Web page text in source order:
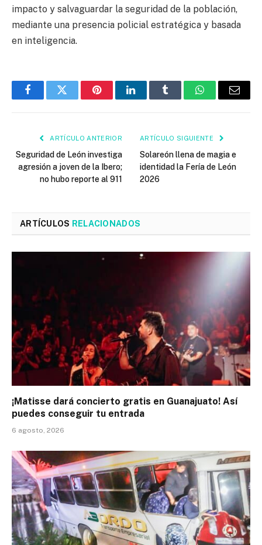
impacto y salvaguardar la seguridad de la población,
mediante una presencia policial estratégica y basada
en inteligencia.
FacebookTwitter PinterestLinkedInTumblr WhatsAppEmail
ARTÍCULO ANTERIOR
Seguridad de León investiga
agresión a joven de la Ibero;
no hubo reporte al 911
ARTÍCULO SIGUIENTE
Solareón llena de magia e
identidad la Fería de León
2026
ARTÍCULOS RELACIONADOS
¡Matisse dará concierto gratis en Guanajuato! Así
puedes conseguir tu entrada
6 agosto, 2026